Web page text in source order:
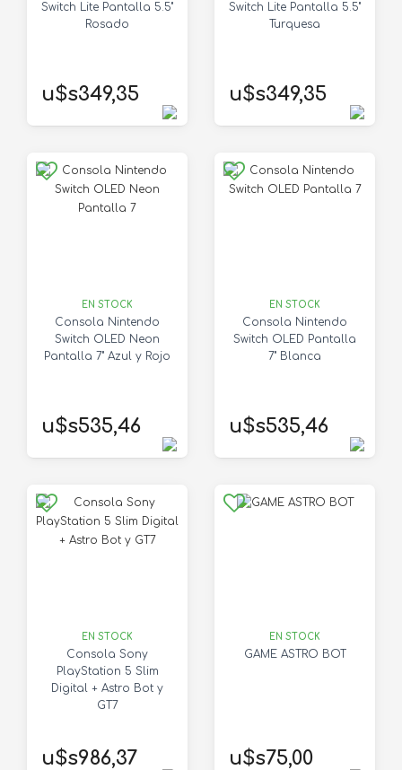
Switch Lite Pantalla 5.5"
Rosado
u$s349,35
Switch Lite Pantalla 5.5"
Turquesa
u$s349,35
EN STOCK
Consola Nintendo
Switch OLED Neon
Pantalla 7" Azul y Rojo
u$s535,46
EN STOCK
Consola Nintendo
Switch OLED Pantalla
7" Blanca
u$s535,46
EN STOCK
Consola Sony
PlayStation 5 Slim
Digital + Astro Bot y
GT7
u$s986,37
EN STOCK
GAME ASTRO BOT
u$s75,00